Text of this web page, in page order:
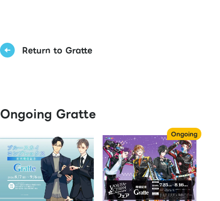
Return to Gratte
Ongoing Gratte